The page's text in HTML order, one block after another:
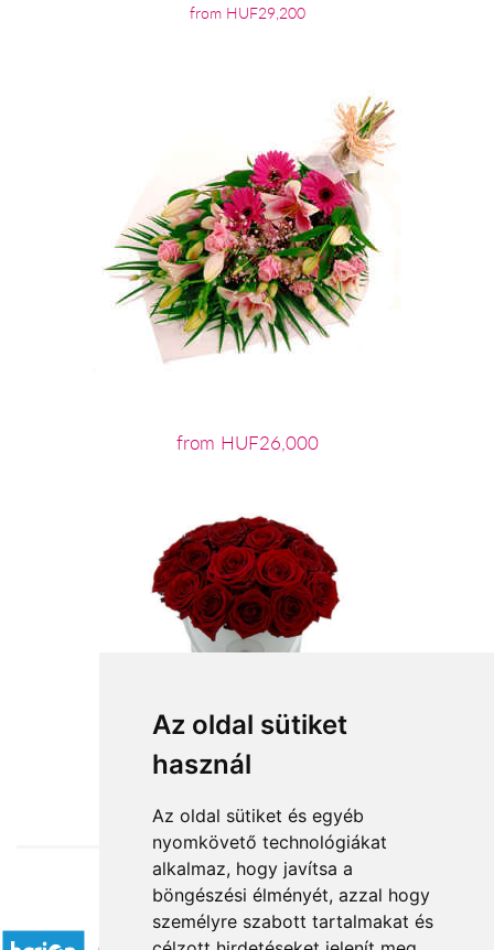
Az oldal sütiket
használ
Az oldal sütiket és egyéb
nyomkövető technológiákat
alkalmaz, hogy javítsa a
böngészési élményét, azzal hogy
személyre szabott tartalmakat és
from HUF29,200
from HUF26,000
from HUF56,400
Accepted payment methods